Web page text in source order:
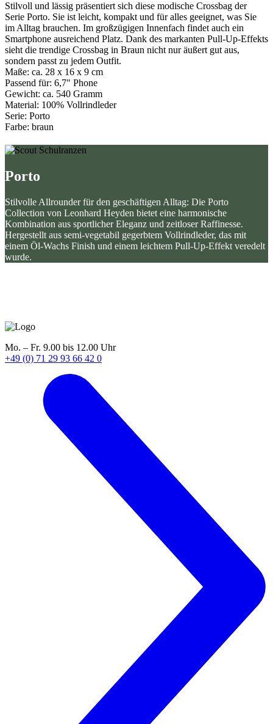
Stilvoll und lässig präsentiert sich diese modische Crossbag der
Serie Porto. Sie ist leicht, kompakt und für alles geeignet, was Sie
im Alltag brauchen. Im großzügigen Innenfach findet auch ein
Smartphone ausreichend Platz. Dank des markanten Pull-Up-Effekts
sieht die trendige Crossbag in Braun nicht nur äußert gut aus,
sondern passt zu jedem Outfit.
Maße: ca. 28 x 16 x 9 cm
Passend für: 6,7" Phone
Gewicht: ca. 540 Gramm
Material: 100% Vollrindleder
Serie: Porto
Farbe: braun
Porto
Stilvolle Allrounder für den geschäftigen Alltag: Die Porto
Collection von Leonhard Heyden bietet eine harmonische
Kombination aus sportlicher Eleganz und zeitloser Raffinesse.
Hergestellt aus semi-vegetabil gegerbtem Vollrindleder, das mit
einem Öl-Wachs Finish und einem leichtem Pull-Up-Effekt veredelt
wurde.
Mo. – Fr. 9.00 bis 12.00 Uhr
+49 (0) 71 29 93 66 42 0